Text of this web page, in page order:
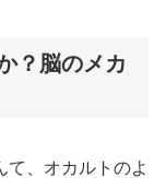
？脳のメカ
て、オカルトのよ